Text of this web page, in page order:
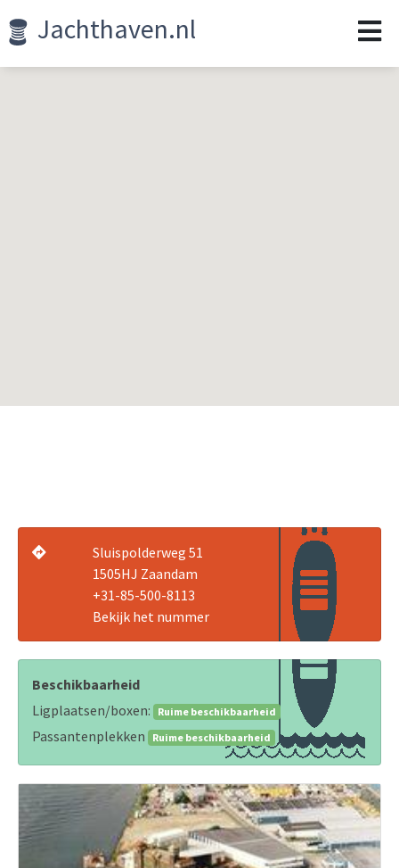
Jachthaven.nl
Sluispolderweg 51
1505HJ Zaandam
+31-85-500-8113
Bekijk het nummer
Beschikbaarheid
Ligplaatsen/boxen:
Ruime beschikbaarheid
Passantenplekken Ruime beschikbaarheid